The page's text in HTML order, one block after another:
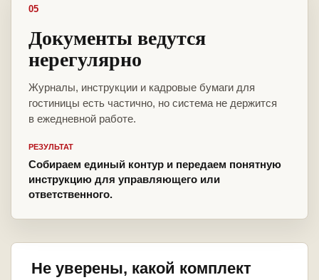
05
Документы ведутся
нерегулярно
Журналы, инструкции и кадровые бумаги для
гостиницы есть частично, но система не держится
в ежедневной работе.
РЕЗУЛЬТАТ
Собираем единый контур и передаем понятную
инструкцию для управляющего или
ответственного.
Не уверены, какой комплект